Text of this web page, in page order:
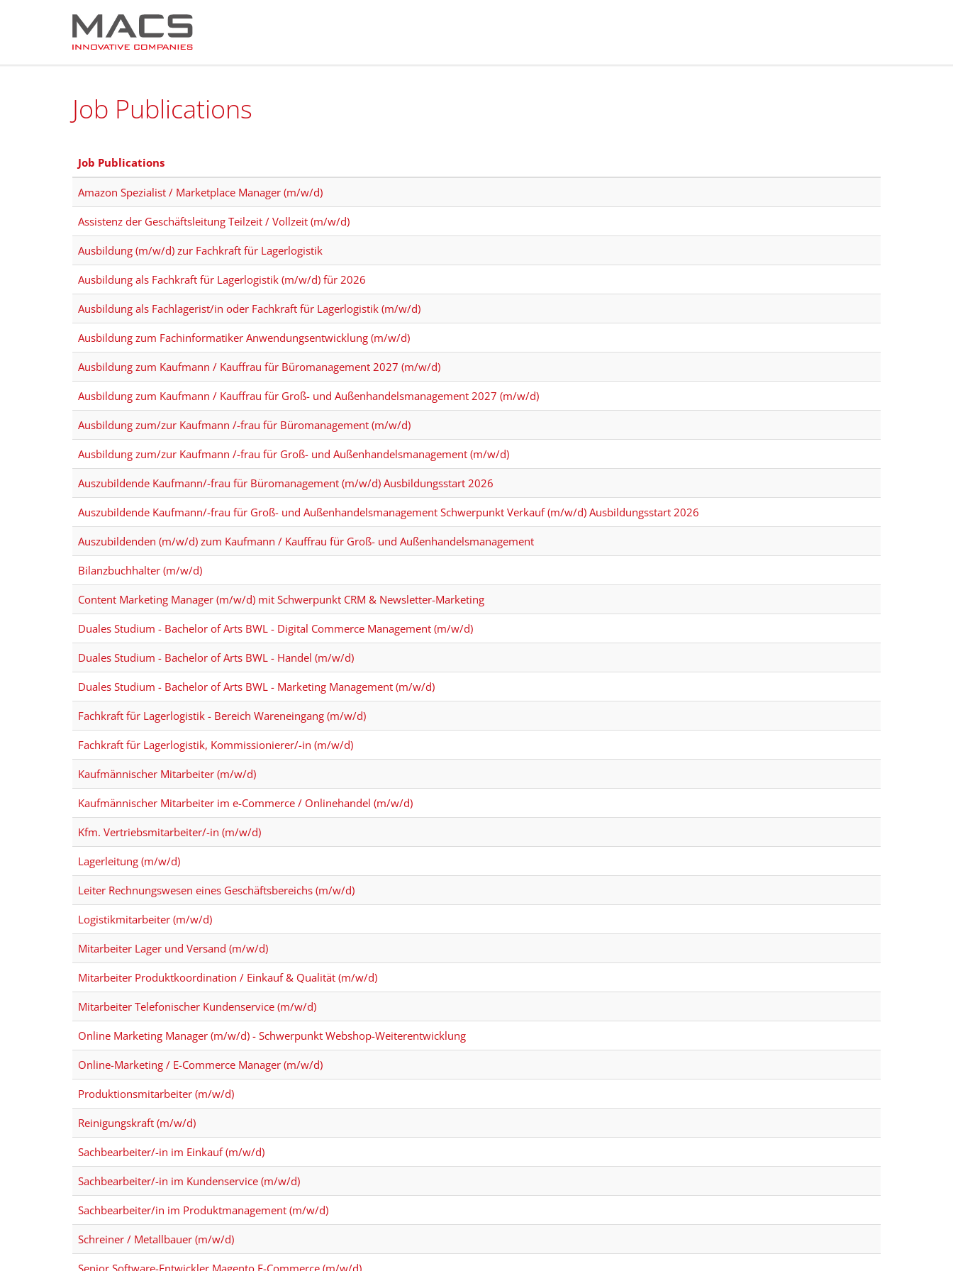
Job Publications
Job Publications
Amazon Spezialist / Marketplace Manager (m/w/d)
Assistenz der Geschäftsleitung Teilzeit / Vollzeit (m/w/d)
Ausbildung (m/w/d) zur Fachkraft für Lagerlogistik
Ausbildung als Fachkraft für Lagerlogistik (m/w/d) für 2026
Ausbildung als Fachlagerist/in oder Fachkraft für Lagerlogistik (m/w/d)
Ausbildung zum Fachinformatiker Anwendungsentwicklung (m/w/d)
Ausbildung zum Kaufmann / Kauffrau für Büromanagement 2027 (m/w/d)
Ausbildung zum Kaufmann / Kauffrau für Groß- und Außenhandelsmanagement 2027 (m/w/d)
Ausbildung zum/zur Kaufmann /-frau für Büromanagement (m/w/d)
Ausbildung zum/zur Kaufmann /-frau für Groß- und Außenhandelsmanagement (m/w/d)
Auszubildende Kaufmann/-frau für Büromanagement (m/w/d) Ausbildungsstart 2026
Auszubildende Kaufmann/-frau für Groß- und Außenhandelsmanagement Schwerpunkt Verkauf (m/w/d) Ausbildungsstart 2026
Auszubildenden (m/w/d) zum Kaufmann / Kauffrau für Groß- und Außenhandelsmanagement
Bilanzbuchhalter (m/w/d)
Content Marketing Manager (m/w/d) mit Schwerpunkt CRM & Newsletter-Marketing
Duales Studium - Bachelor of Arts BWL - Digital Commerce Management (m/w/d)
Duales Studium - Bachelor of Arts BWL - Handel (m/w/d)
Duales Studium - Bachelor of Arts BWL - Marketing Management (m/w/d)
Fachkraft für Lagerlogistik - Bereich Wareneingang (m/w/d)
Fachkraft für Lagerlogistik, Kommissionierer/-in (m/w/d)
Kaufmännischer Mitarbeiter (m/w/d)
Kaufmännischer Mitarbeiter im e-Commerce / Onlinehandel (m/w/d)
Kfm. Vertriebsmitarbeiter/-in (m/w/d)
Lagerleitung (m/w/d)
Leiter Rechnungswesen eines Geschäftsbereichs (m/w/d)
Logistikmitarbeiter (m/w/d)
Mitarbeiter Lager und Versand (m/w/d)
Mitarbeiter Produktkoordination / Einkauf & Qualität (m/w/d)
Mitarbeiter Telefonischer Kundenservice (m/w/d)
Online Marketing Manager (m/w/d) - Schwerpunkt Webshop-Weiterentwicklung
Online-Marketing / E-Commerce Manager (m/w/d)
Produktionsmitarbeiter (m/w/d)
Reinigungskraft (m/w/d)
Sachbearbeiter/-in im Einkauf (m/w/d)
Sachbearbeiter/-in im Kundenservice (m/w/d)
Sachbearbeiter/in im Produktmanagement (m/w/d)
Schreiner / Metallbauer (m/w/d)
Senior Software-Entwickler Magento E-Commerce (m/w/d)